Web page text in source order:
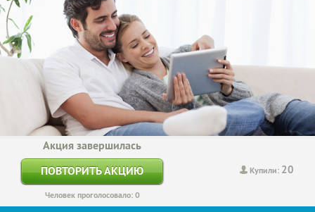
Купили: 20
Акция завершилась
ПОВТОРИТЬ АКЦИЮ
Человек проголосовало: 0